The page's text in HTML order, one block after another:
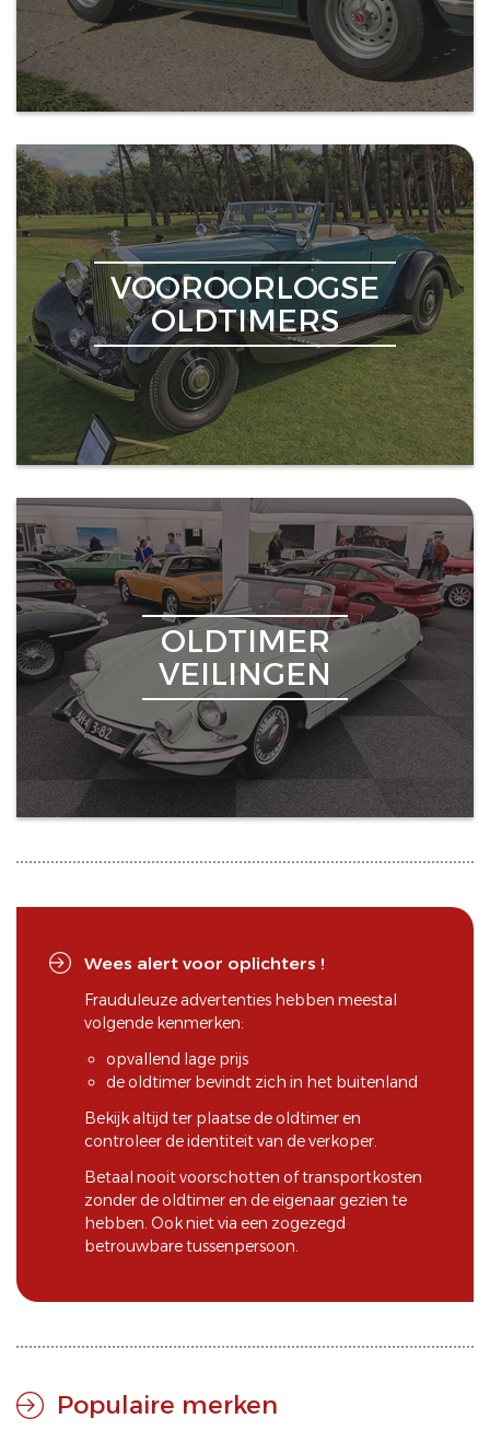
VOOROORLOGSE
OLDTIMERS
OLDTIMER
VEILINGEN
Wees alert voor oplichters !
Frauduleuze advertenties hebben meestal
volgende kenmerken:
opvallend lage prijs
de oldtimer bevindt zich in het buitenland
Bekijk altijd ter plaatse de oldtimer en
controleer de identiteit van de verkoper.
Betaal nooit voorschotten of transportkosten
zonder de oldtimer en de eigenaar gezien te
hebben. Ook niet via een zogezegd
betrouwbare tussenpersoon.
Populaire merken